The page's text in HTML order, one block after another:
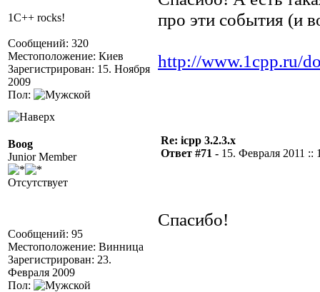
1C++ rocks!
Сообщений: 320
Местоположение: Киев
Зарегистрирован: 15. Ноября
2009
Пол:
про эти события (и
http://www.1cpp.ru/
Boog
Junior Member
Отсутствует
Сообщений: 95
Местоположение: Винница
Зарегистрирован: 23.
Февраля 2009
Пол:
Re: icpp 3.2.3.x
Ответ #71 - 15. Февраля 2011 ::
Спасибо!